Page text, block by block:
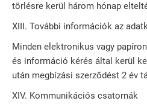
törlésre kerül három hónap
XIII. További információk az
Minden elektronikus vagy
és információ kérés által kerül
után megbízási szerződést 2 év
XIV. Kommunikációs csatornák